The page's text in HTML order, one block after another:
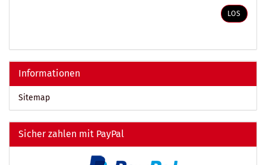
EIN.
LOS
Informationen
Sitemap
Sicher zahlen mit PayPal